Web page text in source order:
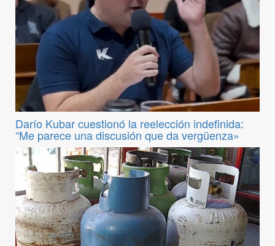
Darío Kubar cuestionó la reelección indefinida:
“Me parece una discusión que da vergüenza»